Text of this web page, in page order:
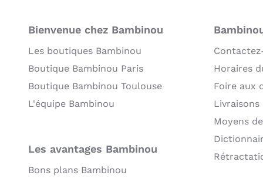
Bienvenue chez Bambinou
Les boutiques Bambinou
Boutique Bambinou Paris
Boutique Bambinou Toulouse
L'équipe Bambinou
Les avantages Bambinou
Bons plans Bambinou
Horaires
Foire aux
Moyens